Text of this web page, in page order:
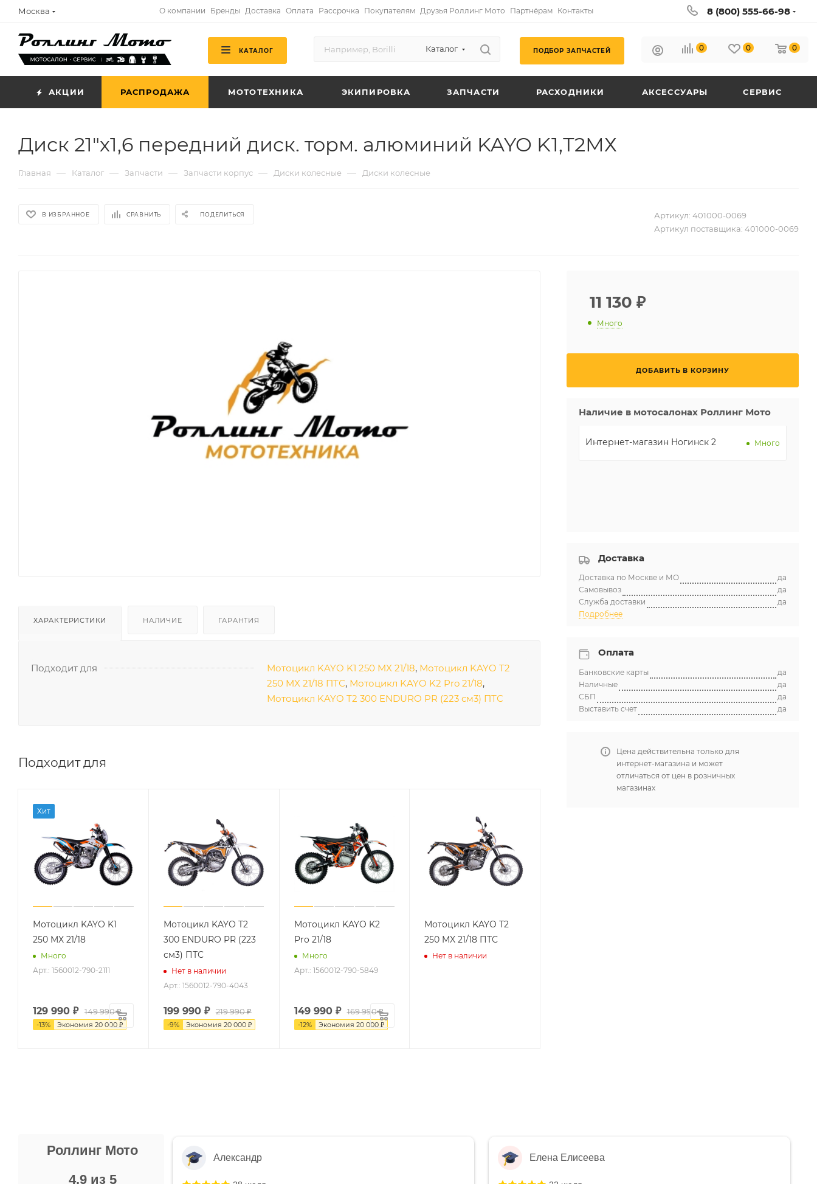
Москва О компании Бренды Доставка Оплата Рассрочка Покупателям Друзья Роллинг Мото Партнёрам Контакты 8 (800) 555-66-98
КАТАЛОГ Каталог ПОДБОР ЗАПЧАСТЕЙ 0 0 0
АКЦИИ РАСПРОДАЖА МОТОТЕХНИКА ЭКИПИРОВКА ЗАПЧАСТИ РАСХОДНИКИ АКСЕССУАРЫ СЕРВИС
Диск 21"х1,6 передний диск. торм. алюминий KAYO K1,Т2МХ
Главная — Каталог — Запчасти — Запчасти корпус — Диски колесные — Диски колесные
В ИЗБРАННОЕ СРАВНИТЬ ПОДЕЛИТЬСЯ Артикул: 401000-0069
Артикул поставщика: 401000-0069
ХАРАКТЕРИСТИКИ НАЛИЧИЕ ГАРАНТИЯ
Подходит для Мотоцикл KAYO K1 250 MX 21/18, Мотоцикл KAYO T2
250 MX 21/18 ПТС, Мотоцикл KAYO K2 Pro 21/18,
Мотоцикл KAYO T2 300 ENDURO PR (223 см3) ПТС
Подходит для
Хит
Мотоцикл KAYO K1
250 MX 21/18
Много
Арт.: 1560012-790-2111
129 990 ₽ 149 990 ₽
-13% Экономия 20 000 ₽
Мотоцикл KAYO T2
300 ENDURO PR (223
см3) ПТС
Нет в наличии
Арт.: 1560012-790-4043
199 990₽ 219 990 ₽
-9% Экономия 20 000 ₽
Мотоцикл KAYO K2
Pro 21/18
Много
Арт.: 1560012-790-5849
149 990₽ 169 990 ₽
-12% Экономия 20 000 ₽
Мотоцикл KAYO T2
250 MX 21/18 ПТС
Нет в наличии
11 130 ₽
Много
ДОБАВИТЬ В КОРЗИНУ
Наличие в мотосалонах Роллинг Мото
Интернет-магазин Ногинск 2 Много
Доставка
Доставка по Москве и МО
да
Самовывоз
да
Служба доставки
да
Подробнее
Оплата
Банковские карты
да
Наличные
да
СБП
да
Выставить счет
да
Цена действительна только для
интернет-магазина и может
отличаться от цен в розничных
магазинах
Роллинг Мото
4.9 из 5
Александр Елена Елисеева